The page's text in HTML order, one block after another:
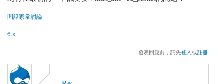
閒話家常討論
6.x
發表回應前，請先登入或註冊